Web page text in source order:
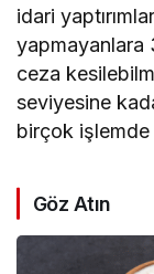
idari
yapmayanlara
ceza
seviyesine
birçok işlemde
Göz Atın